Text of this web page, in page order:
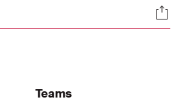
en testen op het
teruggekeerde Ajacieden.
Teams